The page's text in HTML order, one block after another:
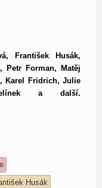
František Husák,
Petr Forman, Matěj
Karel Fridrich, Julie
Jelínek a další.
Husák